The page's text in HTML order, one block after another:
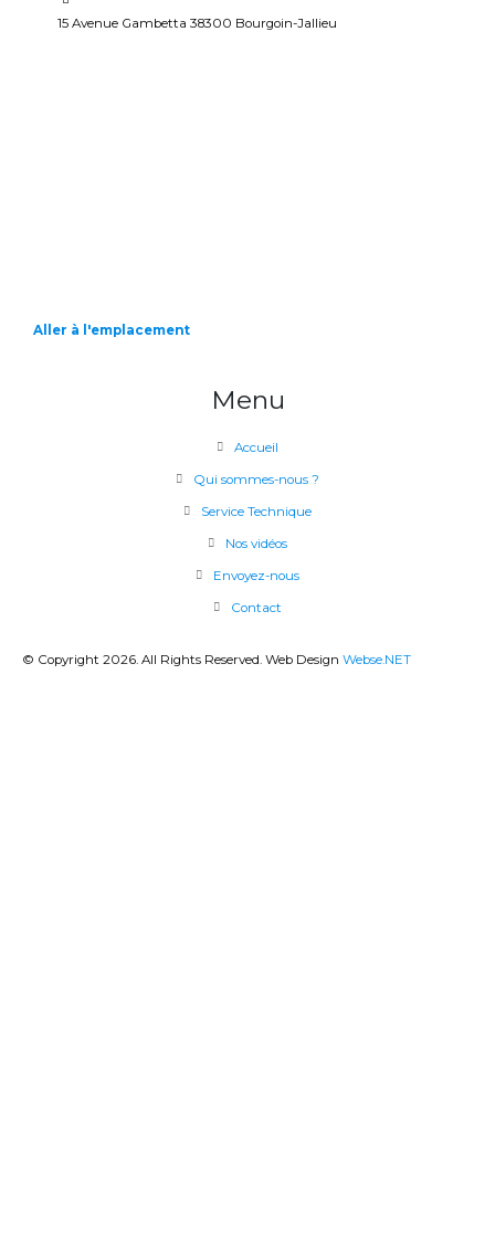
15 Avenue Gambetta 38300 Bourgoin-Jallieu
Aller à l'emplacement
Menu
Accueil
Qui sommes-nous ?
Service Technique
Nos vidéos
Envoyez-nous
Contact
© Copyright 2026. All Rights Reserved. Web Design Webse.NET